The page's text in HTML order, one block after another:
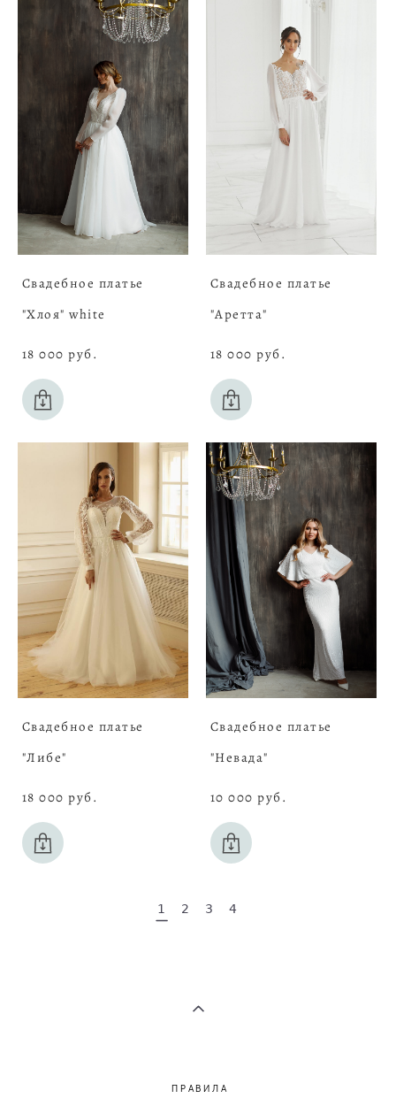
Свадебное платье
"Хлоя" white
18 000 pуб.
Свадебное платье
"Аретта"
18 000 pуб.
Свадебное платье
"Либе"
18 000 pуб.
Свадебное платье
"Невада"
10 000 pуб.
1 2 3 4
ПРАВИЛА